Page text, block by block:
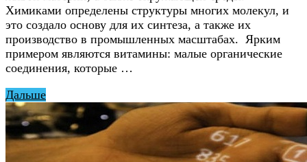
Химиками определены структуры многих молекул, и
это создало основу для их синтеза, а также их
производство в промышленных масштабах. Ярким
примером являются витамины: малые органические
соединения, которые …
Дальше